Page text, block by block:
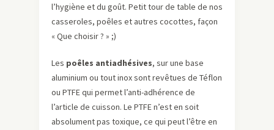
l’hygiène et du goût. Petit tour de table de nos
casseroles, poêles et autres cocottes, façon
« Que choisir ? » ;)
Les poêles antiadhésives, sur une base
aluminium ou tout inox sont revêtues de Téflon
ou PTFE qui permet l’anti-adhérence de
l’article de cuisson. Le PTFE n’est en soit
absolument pas toxique, ce qui peut l’être en